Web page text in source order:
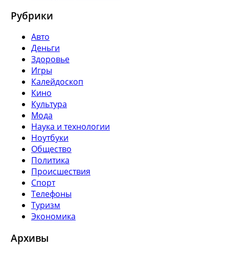
Рубрики
Авто
Деньги
Здоровье
Игры
Калейдоскоп
Кино
Культура
Мода
Наука и технологии
Ноутбуки
Общество
Политика
Происшествия
Спорт
Телефоны
Туризм
Экономика
Архивы